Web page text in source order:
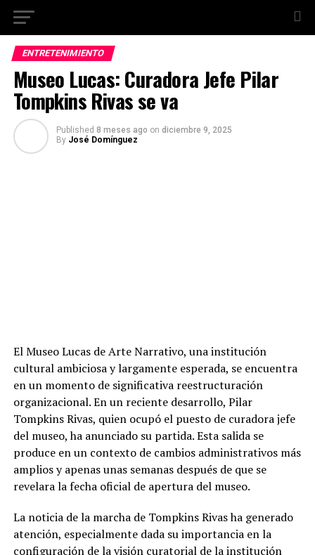
ENTRETENIMIENTO
Museo Lucas: Curadora Jefe Pilar
Tompkins Rivas se va
Published 8 meses ago on diciembre 9, 2025
By José Domínguez
El Museo Lucas de Arte Narrativo, una institución
cultural ambiciosa y largamente esperada, se encuentra
en un momento de significativa reestructuración
organizacional. En un reciente desarrollo, Pilar
Tompkins Rivas, quien ocupó el puesto de curadora jefe
del museo, ha anunciado su partida. Esta salida se
produce en un contexto de cambios administrativos más
amplios y apenas unas semanas después de que se
revelara la fecha oficial de apertura del museo.
La noticia de la marcha de Tompkins Rivas ha generado
atención, especialmente dada su importancia en la
configuración de la visión curatorial de la institución